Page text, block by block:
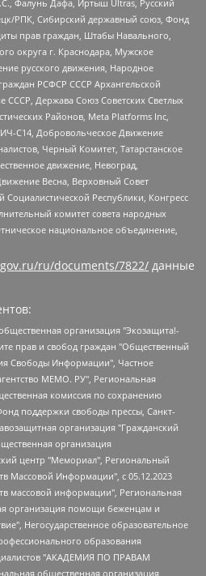
Фалунь Дафа, Иртыш Ultras, Русский
РПК, Сибирский державный союз, Фонд
прав граждан, Штабы Навального,
округа г. Краснодара, Мужское
русского движения, Народное
РСФСР СССР Архангельской
СССР, Держава Союз Советских Светлых
Районов, Meta Platforms Inc,
С14, Добровольческое Движение
Черный Комитет, Татарстанское
движение, Невоград,
Весна, Верховный Совет
Социалистической Республики, Конгресс
комитет совета народных
национальное объединение,
ru/documents/7822/ данные
"Альтаир 2021", Общество с ограниченной ответственностью "Вега 2021", Общество с ограниченной ответственностью "Главный редактор 2021", Общество с ограниченной ответственностью "Ромашки монолит", Важенков Артем Валерьевич, Ивановская областная общественная организация "Центр гендерных исследований", Гурман Юрий Альбертович, Медиапроект "ОВД-Инфо", Егоров Владимир Владимирович, Жилинский Владимир Александрович, Общество с ограниченной ответственностью "ЗП", Иванова София Юрьевна, Карезина Инна Павловна, Кильтау Екатерина Викторовна, Петров Алексей Викторович, Пискунов Сергей Евгеньевич, Смирнов Сергей Сергеевич, Тихонов Михаил Сергеевич, Общество с ограниченной ответственностью "ЖУРНАЛИСТ-ИНОСТРАННЫЙ АГЕНТ", Арапова Галина Юрьевна, Вольтская Татьяна Анатольевна, Американская компания "Mason G.E.S. Anonymous Foundation" (США), являющаяся владельцем интернет-издания https://mnews.world/, Компания "Stichting Bellingcat", зарегистрированная в Нидерландах (дата регистрации 11.07.2018), Захаров Андрей Вячеславович, Клепиковская Екатерина Дмитриевна, Общество с ограниченной ответственностью "МЕМО", Перл Роман Александрович, Симонов Евгений Алексеевич, Соловьева Елена Анатольевна, Сотников Даниил Владимирович, Сурначева Елизавета Дмитриевна, Автономная некоммерческая организация по защите прав человека и информированию населения "Якутия – Наше Мнение", Общество с ограниченной ответственностью "Москоу диджитал медиа", с 26.01.2023 Общество с ограниченной ответственностью "Чайка Белые сады", Ветошкина Валерия Валерьевна, Заговора Максим Александрович, Межрегиональное общественное движение "Российская ЛГБТ - сеть", Оленичев Максим Владимирович, Павлов Иван Юрьевич, Скворцова Елена Сергеевна, Общество с ограниченной ответственностью "Как бы инагент", Кочетков Игорь Викторович, Общество с ограниченной ответственностью "Честные выборы", Еланчик Олег Александрович, Общество с ограниченной ответственностью "Нобелевский призыв", Гималова Регина Эмилевна, Григорьев Андрей Валерьевич, Григорьева Алина Александровна, Ассоциация по содействию защите прав призывников, альтернативнослужащих и военнослужащих "Правозащитная группа "Гражданин.Армия.Право", Хисамова Регина Фаритовна, Автономная некоммерческая организация по реализации социально-правовых программ "Лилит", Дальневосточное общественное движение "Маяк", Санкт-Петербургская ЛГБТ-инициативная группа "Выход", Инициативная группа ЛГБТ+ "Реверс", Алексеев Андрей Викторович, Бекбулатова Таисия Львовна, Беляев Иван Михайлович, Владыкина Елена Сергеевна, Гельман Марат Александрович, Никульшина Вероника Юрьевна, Толоконникова Надежда Андреевна, Шендерович Виктор Анатольевич, Общество с ограниченной ответственностью "Данное сообщение", Общество с ограниченной ответственностью Издательский дом "Новая глава", Айнбиндер Александра Александровна, Московский комьюнити-центр для ЛГБТ+инициатив, Благотворительный фонд развития филантропии, Deutsche Welle (Германия, Kurt-Schumacher-Strasse 3, 53113 Bonn), Борзунова Мария Михайловна, Воробьев Виктор Викторович, Голубева Анна Львовна, Константинова Алла Михайловна, Малкова Ирина Владимировна, Мурадов Мурад Абдулгалимович, Осетинская Елизавета Николаевна, Понасенков Евгений Николаевич, Ганапольский Матвей Юрьевич, Киселев Евгений Алексеевич, Борухович Ирина Григорьевна, Дремин Иван Тимофеевич, Дубровский Дмитрий Викторович, Красноярская региональная общественная организация поддержки и развития альтернативных образовательных технологий и межкультурных коммуникаций "ИНТЕРРА", Маяковская Екатерина Алексеевна, Фейгин Марк Захарович, Филимонов Андрей Викторович, Дзугкоева Регина Николаевна, Доброхотов Роман Александрович, Дудь Юрий Александрович, Елкин Сергей Владимирович, Кругликов Кирилл Игоревич, Сабунаева Мария Леонидовна, Семенов Алексей Владимирович, Шаинян Карен Багратович, Шульман Екатерина Михайловна, Асафьев Артур Валерьевич, Вахштайн Виктор Семенович, Венедиктов Алексей Алексеевич, Лушникова Екатерина Евгеньевна, Волков Леонид Михайлович, Невзоров Александр Глебович, Пархоменко Сергей Борисович, Сироткин Ярослав Николаевич, Кара-Мурза Владимир Владимирович, Баранова Наталья Владимировна, Гозман Леонид Яковлевич, Кагарлицкий Борис Юльевич, Климарев Михаил Валерьевич, Милов Владимир Станиславович, Автономная некоммерческая организация Краснодарский центр современного искусства "Типография", Моргенштерн Алишер Тагирович, Соболь Любовь Эдуардовна, Общество с ограниченной ответственностью "ЛИЗА НОРМ", Каспаров Гарри Кимович, Ходорковский Михаил Борисович, Общество с ограниченной ответственностью "Апрельские тезисы", Данилович Ирина Брониславовна, Кашин Олег Владимирович, Петров Николай Владимирович, Пивоваров Алексей Владимирович, Соколов Михаил Владимирович, Цветкова Юлия Владимировна, Чичваркин Евгений Александрович, Комитет против пыток/Команда против пыток, Общество с ограниченной ответственностью "Первый научный", Общество с ограниченной ответственностью "Вертолет и ко", Белоцерковская Вероника Борисовна, Кац Максим Евгеньевич, Лазарева Татьяна Юрьевна, Шаведдинов Руслан Табризович, Яшин Илья Валерьевич, Общество с ограниченной ответственностью "Иноагент ААВ", Алешковский Дмитрий Петрович, Альбац Евгения Марковна, Быков Дмитрий Львович, Галямина Юлия Евгеньевна, Лойко Сергей Леонидович, Мартынов Кирилл Константинович, Медведев Сергей Александрович, Крашенинников Федор Геннадиевич, Гордеева Катерина Вл